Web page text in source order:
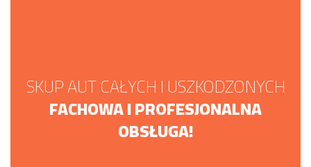
SKUP AUT CAŁYCH I USZKODZONYCH
FACHOWA I PROFESJONALNA
OBSŁUGA!